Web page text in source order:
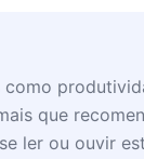
que
ler ou ouvir